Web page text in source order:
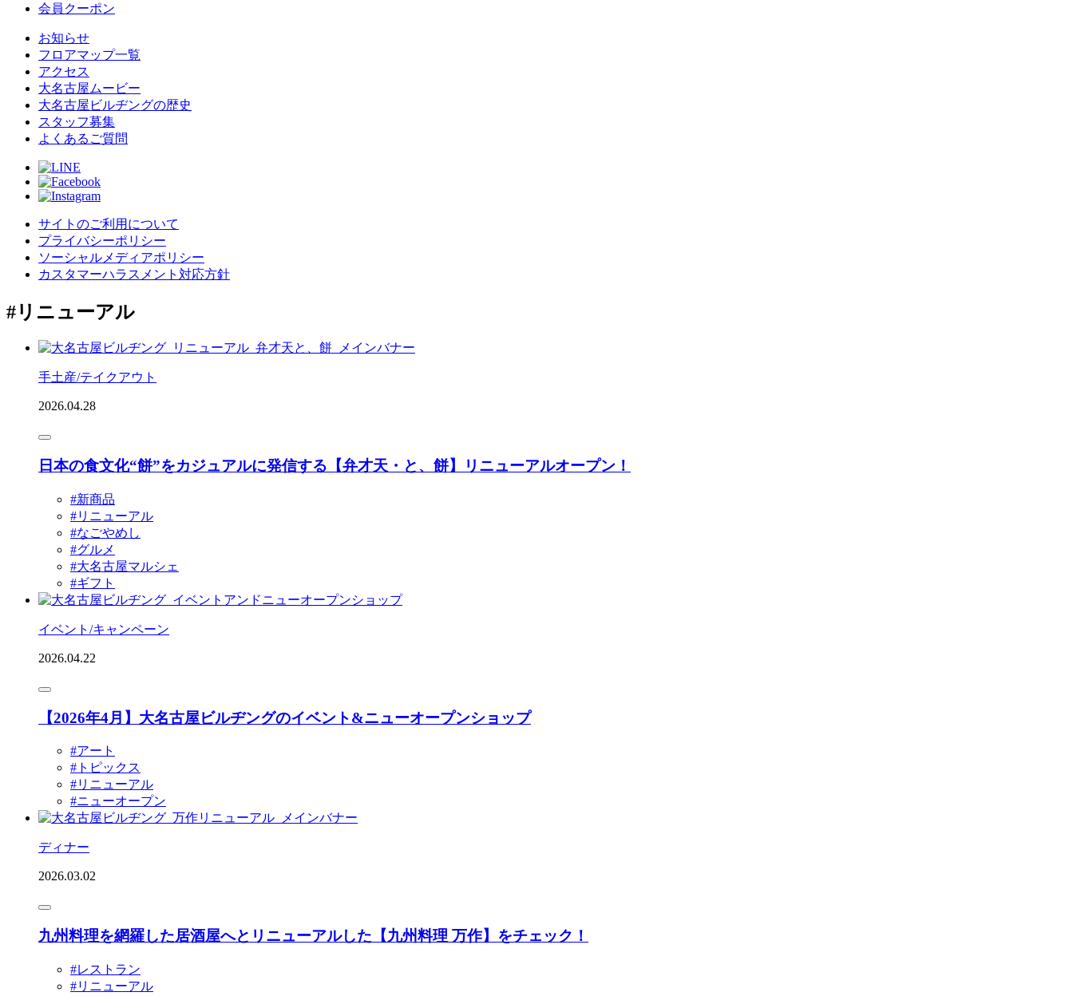
会員クーポン
お知らせ
フロアマップ一覧
アクセス
大名古屋ムービー
大名古屋ビルヂングの歴史
スタッフ募集
よくあるご質問
サイトのご利用について
プライバシーポリシー
ソーシャルメディアポリシー
カスタマーハラスメント対応方針
#リニューアル
手土産/テイクアウト
2026.04.28
日本の食文化“餅”をカジュアルに発信する【弁才天・と、餅】リニューアルオープン！
#新商品
#リニューアル
#なごやめし
#グルメ
#大名古屋マルシェ
#ギフト
イベント/キャンペーン
2026.04.22
【2026年4月】大名古屋ビルヂングのイベント&ニューオープンショップ
#アート
#トピックス
#リニューアル
#ニューオープン
ディナー
2026.03.02
九州料理を網羅した居酒屋へとリニューアルした【九州料理 万作】をチェック！
#レストラン
#リニューアル